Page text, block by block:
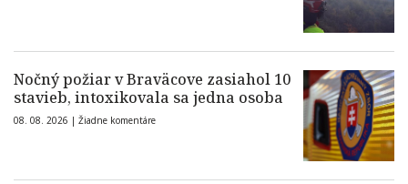
Nočný požiar v Braväcove zasiahol 10
stavieb, intoxikovala sa jedna osoba
08. 08. 2026 | Žiadne komentáre